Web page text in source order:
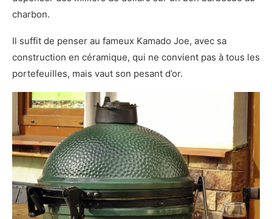
charbon.
Il suffit de penser au fameux Kamado Joe, avec sa
construction en céramique, qui ne convient pas à tous les
portefeuilles, mais vaut son pesant d’or.